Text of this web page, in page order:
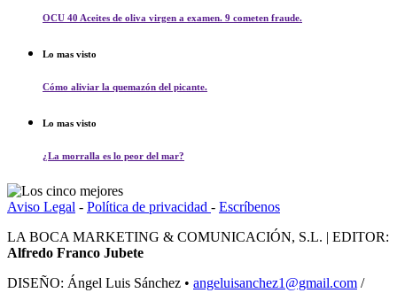
OCU 40 Aceites de oliva virgen a examen. 9 cometen fraude.
Lo mas visto
Cómo aliviar la quemazón del picante.
Lo mas visto
¿La morralla es lo peor del mar?
Aviso Legal - Política de privacidad - Escríbenos
LA BOCA MARKETING & COMUNICACIÓN, S.L. | EDITOR:
Alfredo Franco Jubete
DISEÑO: Ángel Luis Sánchez • angeluisanchez1@gmail.com /